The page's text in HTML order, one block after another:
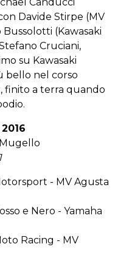
Davide Stirpe (MV
(Kawasaki
Cruciani,
su Kawasaki
bello nel corso
finito a terra quando
- MV Agusta
e Nero - Yamaha
Racing - MV